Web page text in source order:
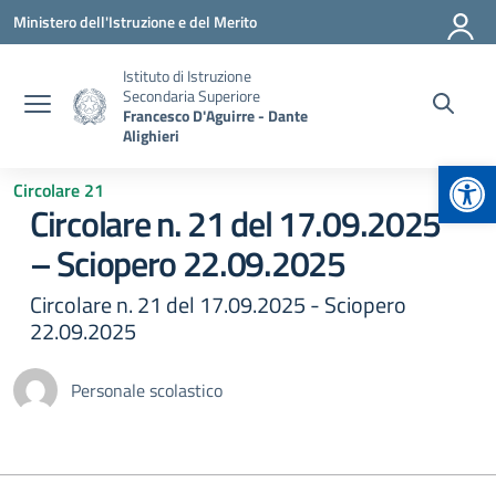
Vai ai contenuti
Vai al menu di navigazione
Vai al footer
Ministero dell'Istruzione e del Merito
Istituto di Istruzione
Secondaria Superiore
Francesco D'Aguirre - Dante
Alighieri
Circolare 21
Circolare n. 21 del 17.09.2025
– Sciopero 22.09.2025
Circolare n. 21 del 17.09.2025 - Sciopero
22.09.2025
Personale scolastico